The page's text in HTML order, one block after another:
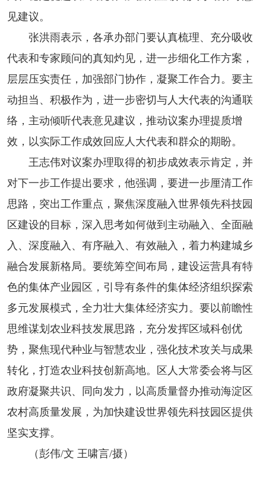
见建议。
张洪雨表示，各承办部门要认真梳理、充分吸收
代表和专家顾问的真知灼见，进一步细化工作方案，
层层压实责任，加强部门协作，凝聚工作合力。要主
动担当、积极作为，进一步密切与人大代表的沟通联
络，主动倾听代表意见建议，推动议案办理提质增
效，以实际工作成效回应人大代表和群众的期盼。
王志伟对议案办理取得的初步成效表示肯定，并
对下一步工作提出要求，他强调，要进一步厘清工作
思路，突出工作重点，聚焦深度融入世界领先科技园
区建设的目标，深入思考如何做到主动融入、全面融
入、深度融入、有序融入、有效融入，着力构建城乡
融合发展新格局。要统筹空间布局，建设运营具有特
色的集体产业园区，引导有条件的集体经济组织探索
多元发展模式，全力壮大集体经济实力。要以前瞻性
思维谋划农业科技发展思路，充分发挥区域科创优
势，聚焦现代种业与智慧农业，强化技术攻关与成果
转化，打造农业科技创新高地。区人大常委会将与区
政府凝聚共识、同向发力，以高质量督办推动海淀区
农村高质量发展，为加快建设世界领先科技园区提供
坚实支撑。
（彭伟/文 王啸言/摄）